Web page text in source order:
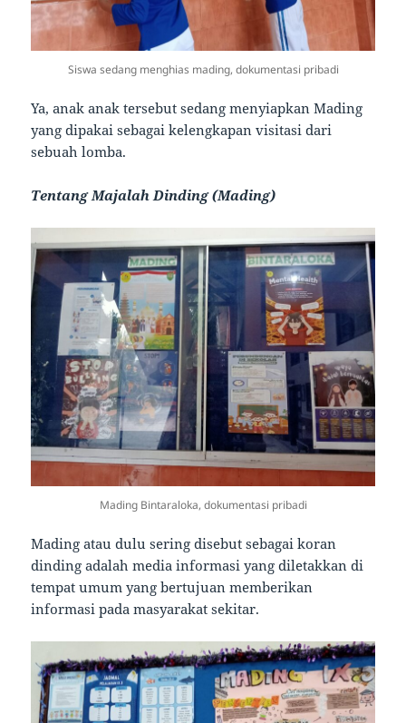
Siswa sedang menghias mading, dokumentasi pribadi
Ya, anak anak tersebut sedang menyiapkan Mading
yang dipakai sebagai kelengkapan visitasi dari
sebuah lomba.
Tentang Majalah Dinding (Mading)
Mading Bintaraloka, dokumentasi pribadi
Mading atau dulu sering disebut sebagai koran
dinding adalah media informasi yang diletakkan di
tempat umum yang bertujuan memberikan
informasi pada masyarakat sekitar.